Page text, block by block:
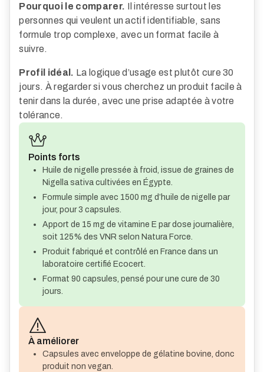
Pourquoi le comparer. Il intéresse surtout les
personnes qui veulent un actif identifiable, sans
formule trop complexe, avec un format facile à
suivre.
Profil idéal. La logique d’usage est plutôt cure 30
jours. À regarder si vous cherchez un produit facile à
tenir dans la durée, avec une prise adaptée à votre
tolérance.
Points forts
Huile de nigelle pressée à froid, issue de graines de
Nigella sativa cultivées en Égypte.
Formule simple avec 1500 mg d’huile de nigelle par
jour, pour 3 capsules.
Apport de 15 mg de vitamine E par dose journalière,
soit 125% des VNR selon Natura Force.
Produit fabriqué et contrôlé en France dans un
laboratoire certifié Ecocert.
Format 90 capsules, pensé pour une cure de 30
jours.
À améliorer
Capsules avec enveloppe de gélatine bovine, donc
produit non vegan.